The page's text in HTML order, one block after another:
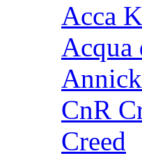
Acca
Acqua
CnR
Creed